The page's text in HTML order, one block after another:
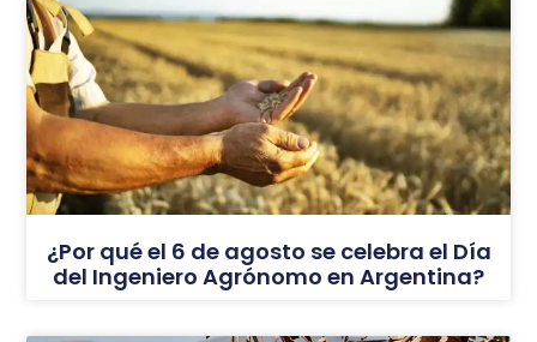
¿Por qué el 6 de agosto se celebra el Día
del Ingeniero Agrónomo en Argentina?